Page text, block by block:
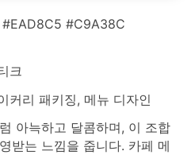
#C9A38C
크
커리 패키징, 메뉴 디자인
아늑하고 달콤하며, 이 조합
받는 느낌을 줍니다. 카페 메